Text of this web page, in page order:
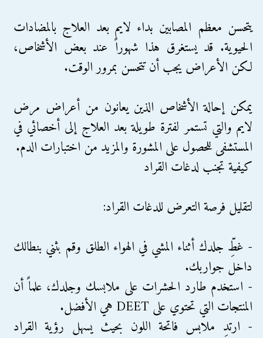
يتحسن معظم المصابين بداء لايم بعد العلاج بالمضادات
الحيوية. قد يستغرق هذا شهوراً عند بعض الأشخاص،
لكن الأعراض يجب أن تتحسن بمرور الوقت.
يمكن إحالة الأشخاص الذين يعانون من أعراض مرض
لايم والتي تستمر لفترة طويلة بعد العلاج إلى أخصائي في
المستشفى للحصول على المشورة والمزيد من اختبارات الدم.
كيفية تجنب لدغات القراد
لتقليل فرصة التعرض للدغات القراد:
- غطِّ جلدك أثناء المشي في الهواء الطلق وقم بثني بنطالك
داخل جواربك.
- استخدم طارد الحشرات على ملابسك وجلدك، علماً أن
المنتجات التي تحتوي على DEET هي الأفضل.
- ارتدِ ملابس فاتحة اللون بحيث يسهل رؤية القراد